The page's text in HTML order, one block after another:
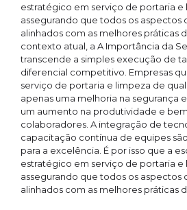
estratégico em serviço de portaria e
assegurando que todos os aspectos
alinhados com as melhores práticas
contexto atual, a A Importância da
transcende a simples execução de
diferencial competitivo. Empresas
serviço de portaria e limpeza de
apenas uma melhoria na segurança
um aumento na produtividade e
colaboradores. A integração de
capacitação contínua de equipes
para a excelência. É por isso que a
estratégico em serviço de portaria e
assegurando que todos os aspectos
alinhados com as melhores práticas